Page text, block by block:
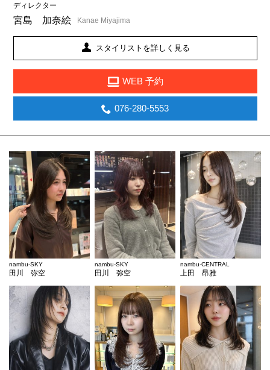
ディレクター
宮島 加奈絵 Kanae Miyajima
スタイリストを詳しく見る
WEB 予約
076-280-5553
nambu-SKY
田川 弥空
nambu-SKY
田川 弥空
nambu-CENTRAL
上田 昂雅